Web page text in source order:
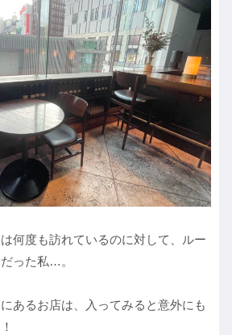
何度も訪れているのに対して、ルー
った私…。
あるお店は、入ってみると意外にも